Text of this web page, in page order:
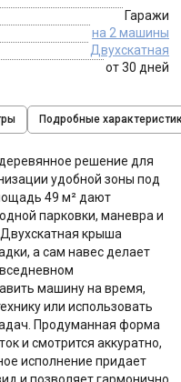
Гаражи
на 2 машины
Двухскатная
от 30 дней
Подробные
решение для
удобной зоны под
49 м² дают
парковки, маневра и
крыша
а сам навес делает
машину на время,
или использовать
Продуманная форма
и смотрится аккуратно,
исполнение придает